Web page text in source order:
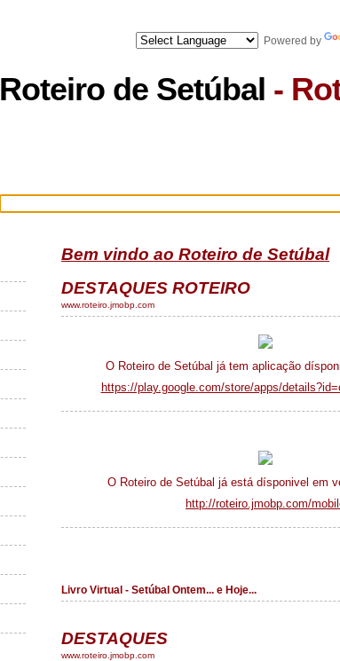
Powered by
Roteiro de Setúbal -
Bem vindo ao Roteiro de Setúbal
DESTAQUES ROTEIRO
www.roteiro.jmobp.com
O Roteiro de Setúbal já tem aplicação
https://play.google.com/store/apps/
O Roteiro de Setúbal já está dísponivel em
http://roteiro.jmobp.com/
Livro Virtual - Setúbal Ontem... e Hoje...
DESTAQUES
www.roteiro.jmobp.com